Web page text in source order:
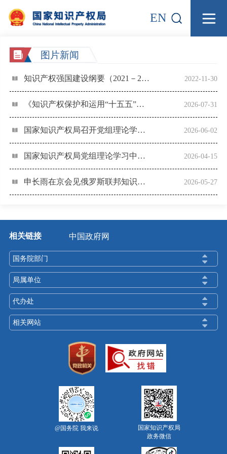
EN
图片新闻
知识产权强国建设纲要（2021－2035年） 2022-11-30
《知识产权保护和运用“十五五”规划》 2026-07-31
国家知识产权局召开党组理论学习中心组专题学习会 2026-06-02
国家知识产权局党组理论学习中心组开展树立和践行正确政绩观专题学习研讨 2026-04-15
申长雨在京会见俄罗斯联邦知识产权局局长尤里·祖博夫一行 2026-05-27
相关链接 中国政府网
国务院部门
局属单位
代办处
相关网站
@国务院 我来说
国家知识产权局
政务微信